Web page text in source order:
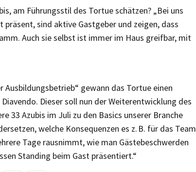
am Führungsstil des Tortue schätzen? „Bei uns
sind aktive Gastgeber und zeigen, dass
Auch sie selbst ist immer im Haus greifbar, mit
Ausbildungsbetrieb“ gewann das Tortue einen
Dieser soll nun der Weiterentwicklung des
33 Azubis im Juli zu den Basics unserer Branche
welche Konsequenzen es z. B. für das Team
Tage rausnimmt, wie man Gästebeschwerden
Standing beim Gast präsentiert.“